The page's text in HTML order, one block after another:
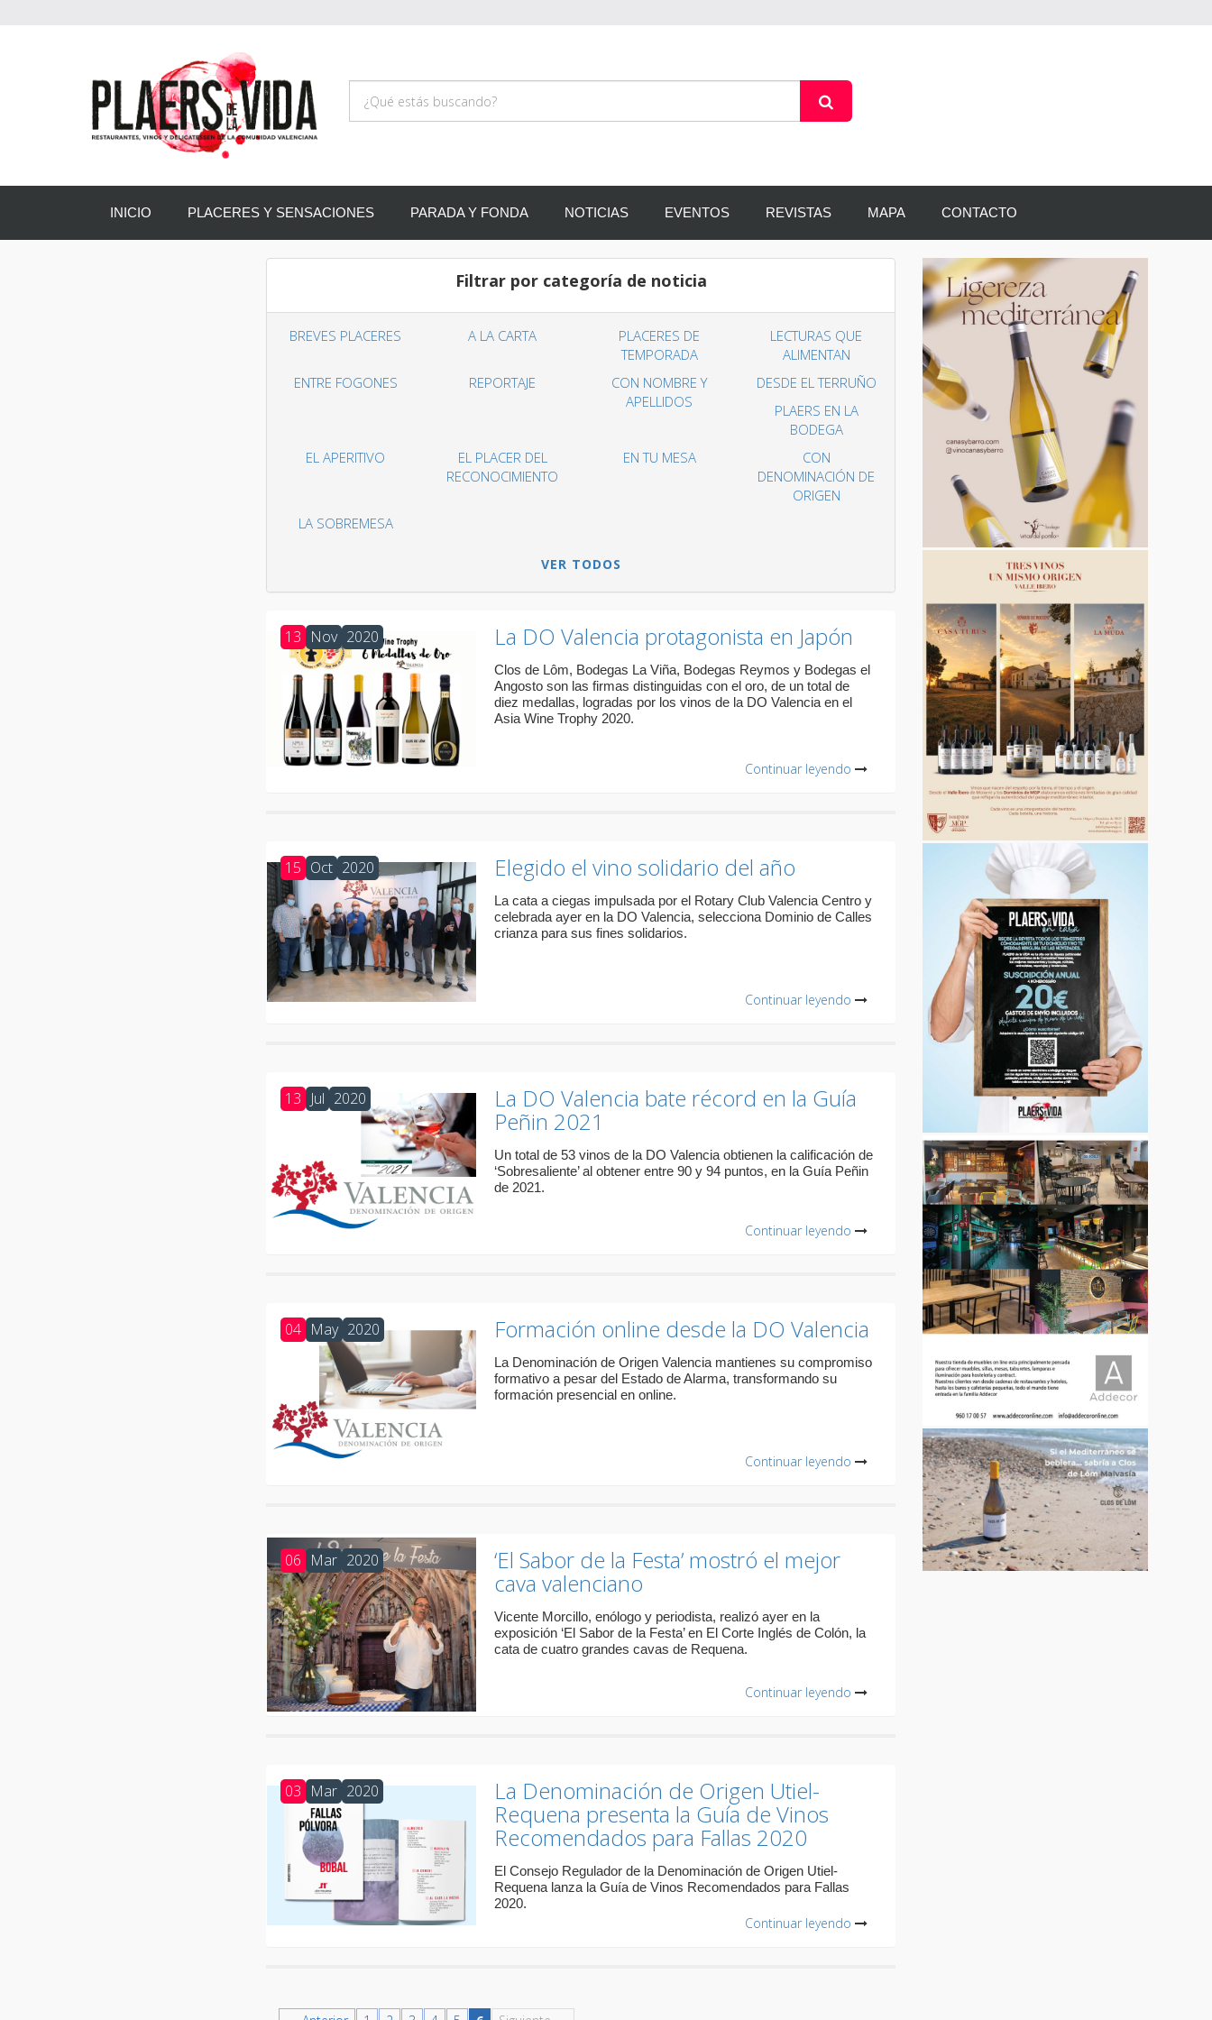
INICIO PLACERES Y SENSACIONES PARADA Y FONDA NOTICIAS EVENTOS REVISTAS MAPA CONTACTO
Filtrar por categoría de noticia
BREVES PLACERES A LA CARTA
PLACERES DE
TEMPORADA
LECTURAS QUE
ALIMENTAN
ENTRE FOGONES
REPORTAJE
CON NOMBRE Y
APELLIDOS
DESDE EL TERRUÑO
PLAERS EN LA
BODEGA
EL APERITIVO
EL PLACER DEL
RECONOCIMIENTO
EN TU MESA
CON
DENOMINACIÓN DE
ORIGEN
LA SOBREMESA
VER TODOS
13 Nov 2020 La DO Valencia protagonista en Japón
Clos de Lôm, Bodegas La Viña, Bodegas Reymos y Bodegas el
Angosto son las firmas distinguidas con el oro, de un total de
diez medallas, logradas por los vinos de la DO Valencia en el
Asia Wine Trophy 2020.
Continuar leyendo
15 Oct 2020 Elegido el vino solidario del año
La cata a ciegas impulsada por el Rotary Club Valencia Centro y
celebrada ayer en la DO Valencia, selecciona Dominio de Calles
crianza para sus fines solidarios.
Continuar leyendo
13 Jul 2020 La DO Valencia bate récord en la Guía
Peñin 2021
Un total de 53 vinos de la DO Valencia obtienen la calificación de
‘Sobresaliente’ al obtener entre 90 y 94 puntos, en la Guía Peñin
de 2021.
Continuar leyendo
04 May 2020 Formación online desde la DO Valencia
La Denominación de Origen Valencia mantienes su compromiso
formativo a pesar del Estado de Alarma, transformando su
formación presencial en online.
Continuar leyendo
06 Mar 2020 ‘El Sabor de la Festa’ mostró el mejor
cava valenciano
Vicente Morcillo, enólogo y periodista, realizó ayer en la
exposición ‘El Sabor de la Festa’ en El Corte Inglés de Colón, la
cata de cuatro grandes cavas de Requena.
Continuar leyendo
03 Mar 2020 La Denominación de Origen Utiel-
Requena presenta la Guía de Vinos
Recomendados para Fallas 2020
El Consejo Regulador de la Denominación de Origen Utiel-
Requena lanza la Guía de Vinos Recomendados para Fallas
2020.
Continuar leyendo